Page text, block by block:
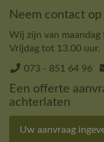
Neem contact
Wij zijn van
Vrijdag tot 13.00 uur.
073 - 851 64 96
Een offerte
achterlaten
Uw aanvraag